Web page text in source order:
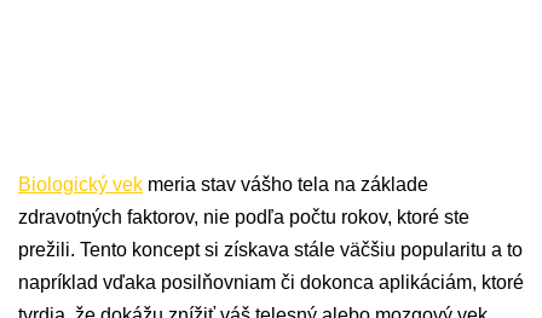
Biologický vek meria stav vášho tela na základe
zdravotných faktorov, nie podľa počtu rokov, ktoré ste
prežili. Tento koncept si získava stále väčšiu popularitu a to
napríklad vďaka posilňovniam či dokonca aplikáciám, ktoré